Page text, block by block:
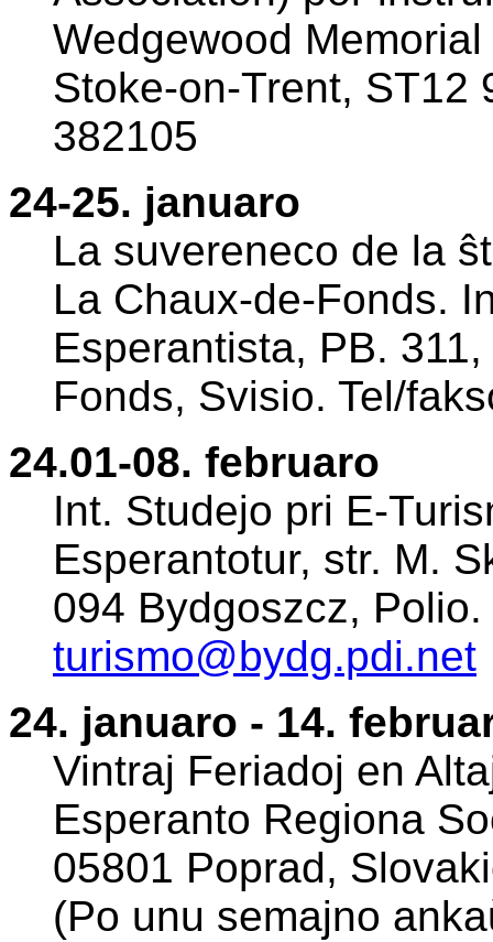
Wedgewood
Stoke-on-Trent, ST12
382105
24-25. januaro
La suvereneco de la
La Chaux-de-Fonds.
Esperantista, PB.
Fonds, Svisio. Tel/
24.01-08. februaro
Int. Studejo pri E-
Esperantotur, str. M.
094 Bydgoszcz,
turismo@bydg.pdi.net
24. januaro - 14.
Vintraj Feriadoj en
Esperanto Regiona
05801 Poprad,
(Po unu semajno